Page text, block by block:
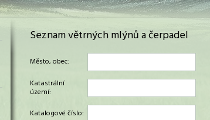
Seznam větrných mlýnů a čerpadel
Město, obec:
Katastrální
území:
Katalogové číslo: